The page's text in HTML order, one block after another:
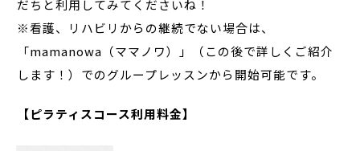
だちと利用してみてくださいね！
※看護、リハビリからの継続でない場合は、
「mamanowa（ママノワ）」（この後で詳しくご紹介
します！）でのグループレッスンから開始可能です。
【ピラティスコース利用料金】